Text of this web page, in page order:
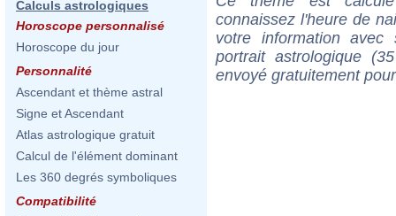
Calculs astrologiques
Horoscope personnalisé
Horoscope du jour
Personnalité
Ascendant et thème astral
Signe et Ascendant
Atlas astrologique gratuit
Calcul de l'élément dominant
Les 360 degrés symboliques
Compatibilité
connaissez l'heure de
votre information
portrait astrologique
envoyé gratuitement